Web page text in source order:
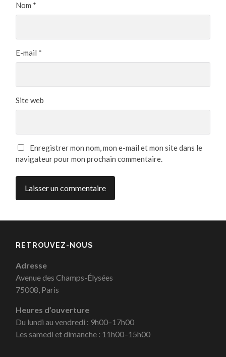
Nom *
E-mail *
Site web
Enregistrer mon nom, mon e-mail et mon site dans le
navigateur pour mon prochain commentaire.
RETROUVEZ-NOUS
Adresse
Avenue des Champs-Élysées
75008, Paris
Heures d’ouverture
Du lundi au vendredi : 9h00–17h00
Les samedi et dimanche : 11h00–15h00